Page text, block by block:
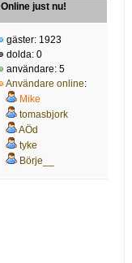
Online just nu!
gäster: 1923
dolda: 0
användare: 5
Användare online:
Mike
tomasbjork
AÖd
tyke
Börje__